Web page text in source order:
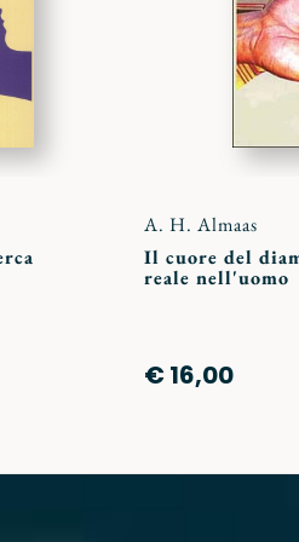
A. H. Almaas
Il cuore del
reale nell'uomo
€ 16,00